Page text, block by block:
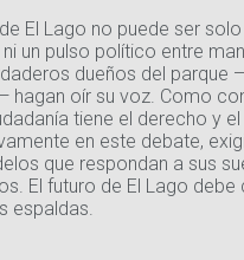
El Lago no puede ser
un pulso político entre
dueños del parque
hagan oír su voz. Como
tiene el derecho y
en este debate,
que respondan a sus
El futuro de El Lago
espaldas.